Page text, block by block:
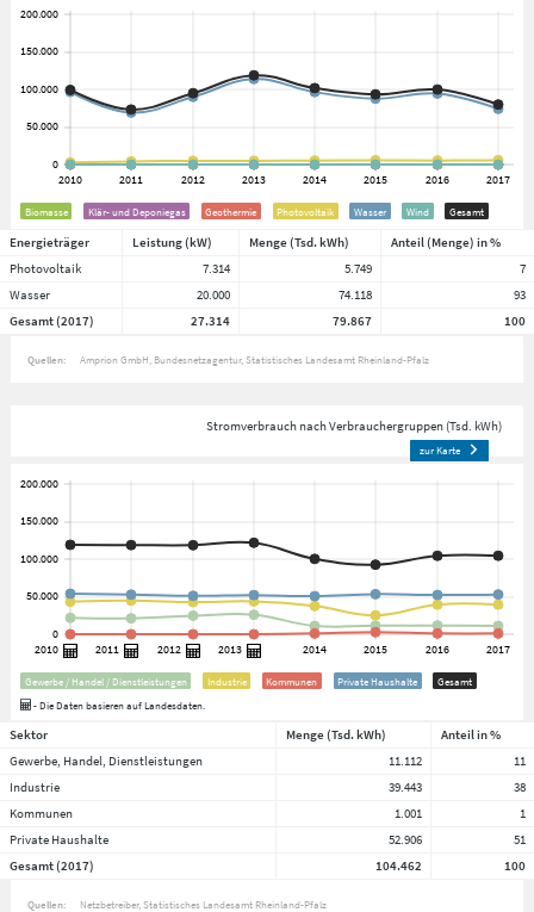
Biomasse Klär- und Deponiegas Geothermie Photovoltaik Wasser Wind Gesamt
Energieträger Leistung (kW) Menge (Tsd. kWh)
Anteil (Menge) in %
Photovoltaik
7.314 5.749
7
Wasser
20.000 74.118
93
Gesamt (2017)
27.314 79.867 100
Quellen: Amprion GmbH Bundesnetzagentur Statistisches Landesamt Rheinland-Pfalz
Stromverbrauch nach Verbrauchergruppen (Tsd. kWh)
zur Karte
Gewerbe / Handel / Dienstleistungen Industrie Kommunen Private Haushalte
Gesamt
- Die Daten basieren auf Landesdaten.
Sektor Menge (Tsd. kWh)
Anteil in %
Gewerbe, Handel, Dienstleistungen
11.112
11
Industrie
39.443
38
Kommunen
1.001
1
Private Haushalte
52.906
51
Gesamt (2017)
104.462 100
Quellen: Netzbetreiber Statistisches Landesamt Rheinland-Pfalz